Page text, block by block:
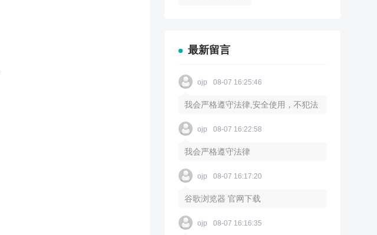
最新留言
ojp 08-07 16:25:46
我会严格遵守法律,安全使用，不犯法
ojp 08-07 16:22:58
我会严格遵守法律
ojp 08-07 16:17:20
谷歌浏览器 官网下载
ojp 08-07 16:16:35